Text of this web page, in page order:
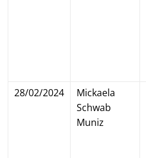
28/02/2024
Mickaela
Schwab
Muniz